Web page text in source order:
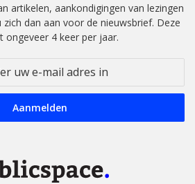
artikelen, aankondigingen van lezingen
dan aan voor de nieuwsbrief. Deze
ongeveer 4 keer per jaar.